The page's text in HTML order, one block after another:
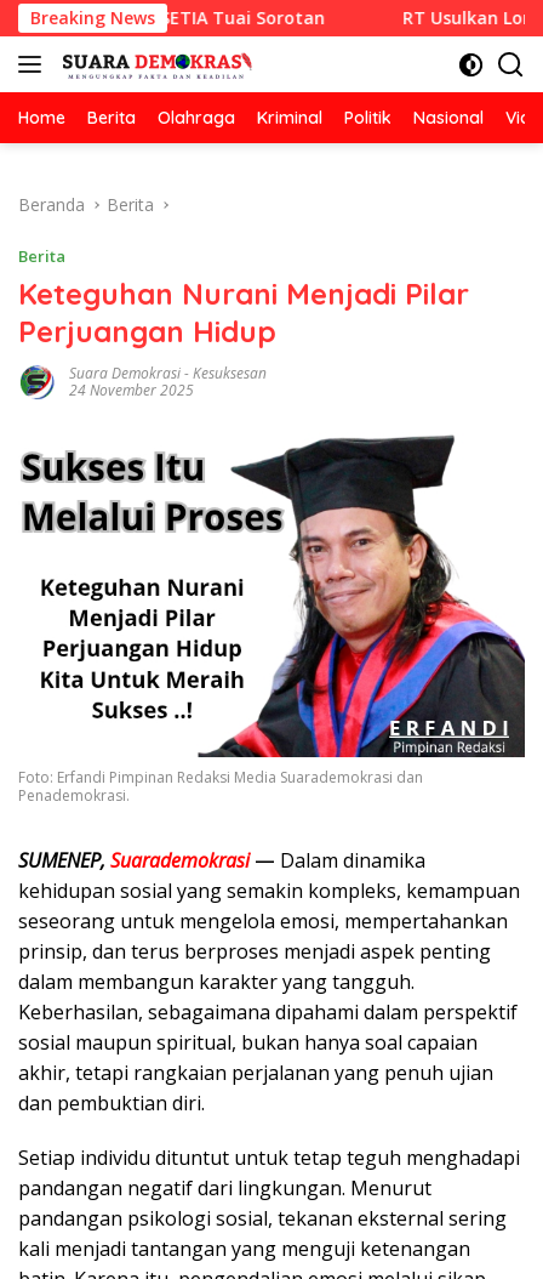
Langsung
ke
konten
Breaking News
RAZA SETIA Tuai Sorotan RT Usulkan Lomba
Home Berita Olahraga Kriminal Politik Nasional
Beranda Berita
Berita
Keteguhan Nurani Menjadi Pilar
Perjuangan Hidup
Suara Demokrasi-Kesuksesan
24 November 2025
Foto: Erfandi Pimpinan Redaksi Media Suarademokrasi dan
Penademokrasi.
SUMENEP, Suarademokrasi— Dalam dinamika
kehidupan sosial yang semakin kompleks, kemampuan
seseorang untuk mengelola emosi, mempertahankan
prinsip, dan terus berproses menjadi aspek penting
dalam membangun karakter yang tangguh.
Keberhasilan, sebagaimana dipahami dalam perspektif
sosial maupun spiritual, bukan hanya soal capaian
akhir, tetapi rangkaian perjalanan yang penuh ujian
dan pembuktian diri.
Setiap individu dituntut untuk tetap teguh menghadapi
pandangan negatif dari lingkungan. Menurut
pandangan psikologi sosial, tekanan eksternal sering
kali menjadi tantangan yang menguji ketenangan